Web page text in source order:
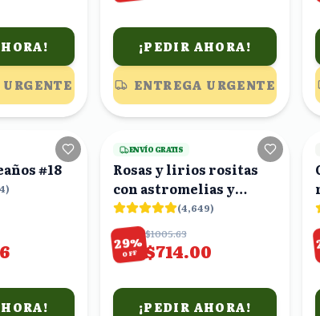
¡PEDIR AHORA!
ENTREGA URGENTE
23viendo
#18
)
22viendo
ENVÍO GRATIS
Rosas y lirios rositas
con astromelias y
eucalipto en florero
(4,649)
29%
OFF
$1005.63
$714.00
¡PEDIR AHORA!